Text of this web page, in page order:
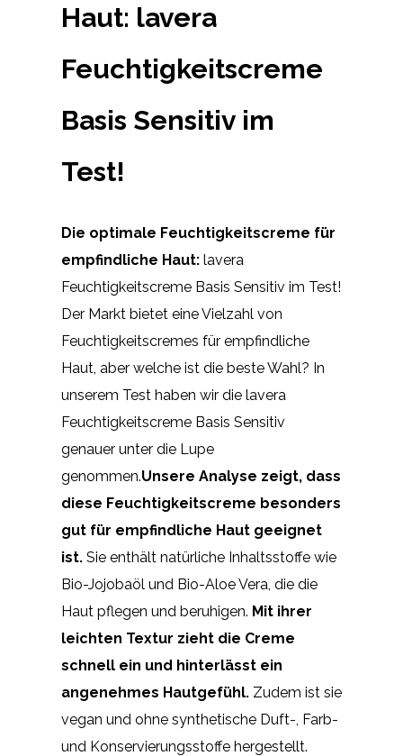
Haut: lavera
Feuchtigkeitscreme
Basis Sensitiv im
Test!
Die optimale Feuchtigkeitscreme für
empfindliche Haut: lavera
Feuchtigkeitscreme Basis Sensitiv im Test!
Der Markt bietet eine Vielzahl von
Feuchtigkeitscremes für empfindliche
Haut, aber welche ist die beste Wahl? In
unserem Test haben wir die lavera
Feuchtigkeitscreme Basis Sensitiv
genauer unter die Lupe
genommen.Unsere Analyse zeigt, dass
diese Feuchtigkeitscreme besonders
gut für empfindliche Haut geeignet
ist. Sie enthält natürliche Inhaltsstoffe wie
Bio-Jojobaöl und Bio-Aloe Vera, die die
Haut pflegen und beruhigen. Mit ihrer
leichten Textur zieht die Creme
schnell ein und hinterlässt ein
angenehmes Hautgefühl. Zudem ist sie
vegan und ohne synthetische Duft-, Farb-
und Konservierungsstoffe hergestellt.